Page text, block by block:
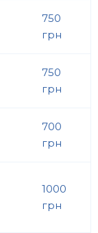
750
грн
750
грн
700
грн
1000
грн